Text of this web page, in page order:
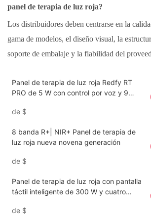
panel de terapia de luz roja?
Los distribuidores deben centrarse en la
gama de modelos, el diseño visual, la
soporte de embalaje y la fiabilidad del
Panel de terapia de luz roja Redfy RT
PRO de 5 W con control por voz y 9
de $
8 banda R+| NIR+ Panel de terapia de
luz roja nueva novena generación
de $
Panel de terapia de luz roja con pantalla
táctil inteligente de 300 W y cuatro
de $